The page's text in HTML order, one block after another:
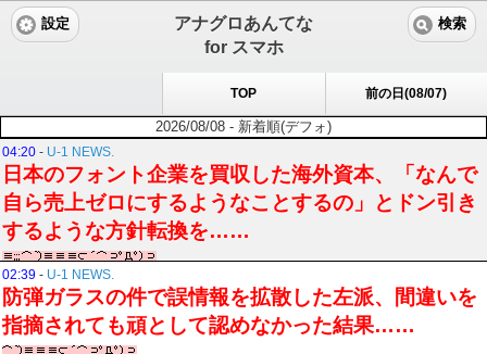
アナグロあんてな
for スマホ
設定 検索
TOP 前の日(08/07)
2026/08/08 - 新着順(デフォ)
04:20 - U-1 NEWS.
日本のフォント企業を買収した海外資本、「なんで
自ら売上ゼロにするようなことするの」とドン引き
するような方針転換を……
02:39 - U-1 NEWS.
防弾ガラスの件で誤情報を拡散した左派、間違いを
指摘されても頑として認めなかった結果……